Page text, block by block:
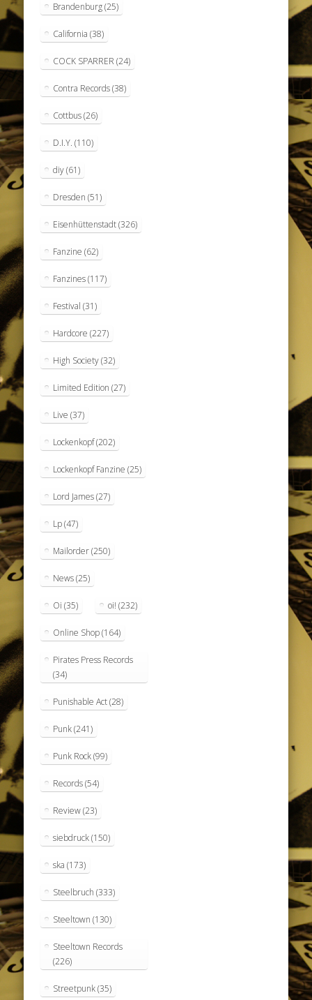
Brandenburg(25)
California (38)
COCK SPARRER (24)
Contra Records(38)
Cottbus(26)
D.I.Y. (110)
diy(61)
Dresden (51)
Eisenhüttenstadt(326)
Fanzine (62)
Fanzines(117)
Festival (31)
Hardcore (227)
High Society(32)
Limited Edition (27)
Live (37)
Lockenkopf(202)
Lockenkopf Fanzine (25)
Lord James(27)
Lp(47)
Mailorder(250)
News(25)
Oi (35) oi! (232)
Online Shop(164)
Pirates Press Records
(34)
Punishable Act(28)
Punk(241)
Punk Rock(99)
Records(54)
Review(23)
siebdruck(150)
ska (173)
Steelbruch (333)
Steeltown (130)
Steeltown Records
(226)
Streetpunk(35)